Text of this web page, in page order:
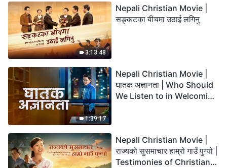
3:13:48
Nepali Christian Movie |
सङ्कटका बीचमा उठाई लगिनु
1:39:17
Nepali Christian Movie |
घातक अज्ञानता | Who Should
We Listen to in Welcoming
Nepali Christian Movie |
राज्यको सुसमाचार हाम्रो गाउँ पुग्यो |
Testimonies of Christians